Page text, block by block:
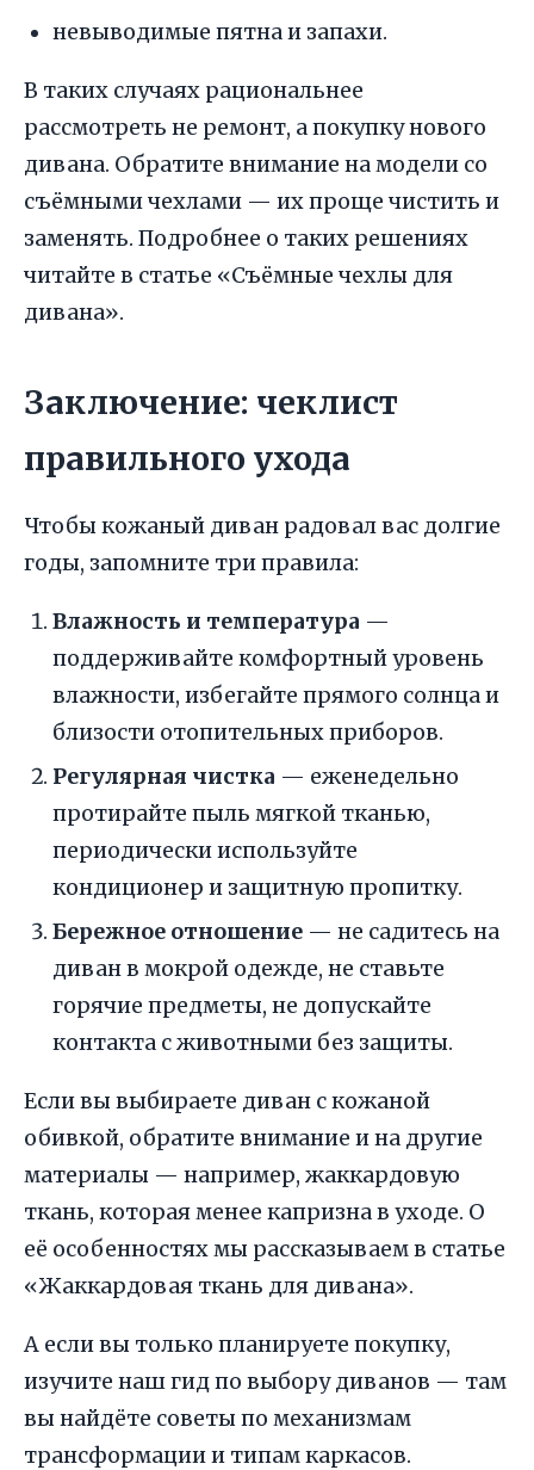
невыводимые пятна и запахи.
В таких случаях рациональнее
рассмотреть не ремонт, а покупку нового
дивана. Обратите внимание на модели со
съёмными чехлами — их проще чистить и
заменять. Подробнее о таких решениях
читайте в статье «Съёмные чехлы для
дивана».
Заключение: чеклист
правильного ухода
Чтобы кожаный диван радовал вас долгие
годы, запомните три правила:
Влажность и температура —
поддерживайте комфортный уровень
влажности, избегайте прямого солнца и
близости отопительных приборов.
Регулярная чистка — еженедельно
протирайте пыль мягкой тканью,
периодически используйте
кондиционер и защитную пропитку.
Бережное отношение — не садитесь на
диван в мокрой одежде, не ставьте
горячие предметы, не допускайте
контакта с животными без защиты.
Если вы выбираете диван с кожаной
обивкой, обратите внимание и на другие
материалы — например, жаккардовую
ткань, которая менее капризна в уходе. О
её особенностях мы рассказываем в статье
«Жаккардовая ткань для дивана».
А если вы только планируете покупку,
изучите наш гид по выбору диванов — там
вы найдёте советы по механизмам
трансформации и типам каркасов.